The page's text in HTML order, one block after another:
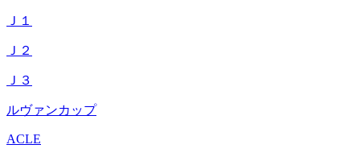
Ｊ１
Ｊ２
Ｊ３
ルヴァンカップ
ACLE